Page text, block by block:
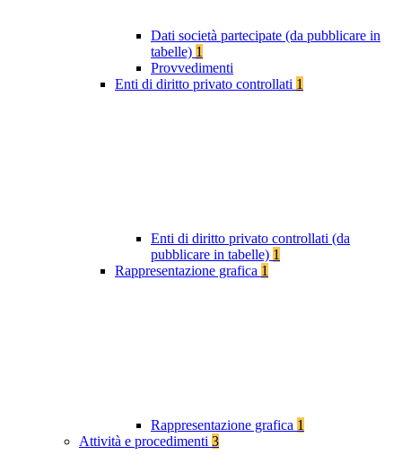
Dati società partecipate (da pubblicare in
tabelle) 1
Provvedimenti
Enti di diritto privato controllati 1
Enti di diritto privato controllati (da
pubblicare in tabelle) 1
Rappresentazione grafica 1
Rappresentazione grafica 1
Attività e procedimenti 3